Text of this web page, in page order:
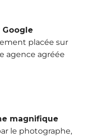
placée sur
agence agréée
magnifique
le photographe,